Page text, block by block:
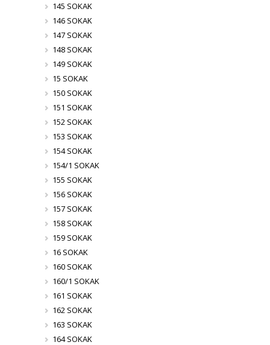
145 SOKAK
146 SOKAK
147 SOKAK
148 SOKAK
149 SOKAK
15 SOKAK
150 SOKAK
151 SOKAK
152 SOKAK
153 SOKAK
154 SOKAK
154/1 SOKAK
155 SOKAK
156 SOKAK
157 SOKAK
158 SOKAK
159 SOKAK
16 SOKAK
160 SOKAK
160/1 SOKAK
161 SOKAK
162 SOKAK
163 SOKAK
164 SOKAK